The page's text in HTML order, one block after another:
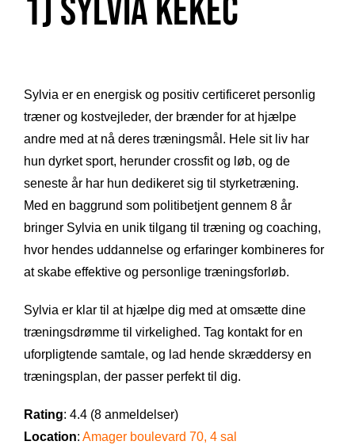
1) Sylvia Kekec
Sylvia er en energisk og positiv certificeret personlig
træner og kostvejleder, der brænder for at hjælpe
andre med at nå deres træningsmål. Hele sit liv har
hun dyrket sport, herunder crossfit og løb, og de
seneste år har hun dedikeret sig til styrketræning.
Med en baggrund som politibetjent gennem 8 år
bringer Sylvia en unik tilgang til træning og coaching,
hvor hendes uddannelse og erfaringer kombineres for
at skabe effektive og personlige træningsforløb.
Sylvia er klar til at hjælpe dig med at omsætte dine
træningsdrømme til virkelighed. Tag kontakt for en
uforpligtende samtale, og lad hende skræddersy en
træningsplan, der passer perfekt til dig.
Rating: 4.4 (8 anmeldelser)
Location: Amager boulevard 70, 4 sal